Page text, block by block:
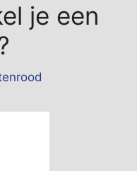
je een